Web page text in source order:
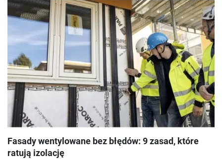
Fasady wentylowane bez błędów: 9 zasad, które
ratują izolację